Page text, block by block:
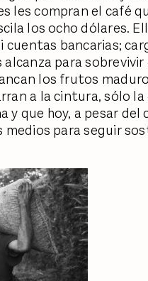
les compran el café
los ocho dólares.
bancarias;
para sobrevivir
los frutos
a la cintura, sólo
y que hoy, a pesar
para seguir